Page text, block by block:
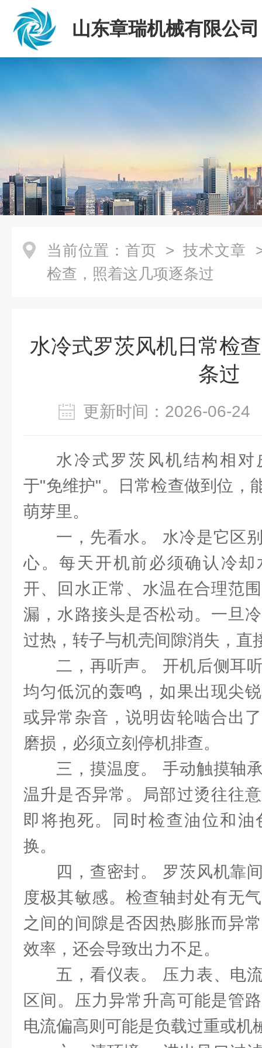
山东章瑞机械有限公司
当前位置： 首页 > 技术文章
检查，照着这几项逐条过
水冷式罗茨风机日常检
条过
更新时间：2026-06-
水冷式罗茨风机结构相
于"免维护"。日常检查做到位，
萌芽里。
一，先看水。 水冷是它区
心。每天开机前必须确认冷
开、回水正常、水温在合理范
漏，水路接头是否松动。一旦
过热，转子与机壳间隙消失，直
二，再听声。 开机后侧耳
均匀低沉的轰鸣，如果出现尖
或异常杂音，说明齿轮啮合出
磨损，必须立刻停机排查。
三，摸温度。 手动触摸轴
温升是否异常。局部过烫往往
即将抱死。同时检查油位和
换。
四，查密封。 罗茨风机靠
度极其敏感。检查轴封处有无
之间的间隙是否因热膨胀而异
效率，还会导致出力不足。
五，看仪表。 压力表、电
区间。压力异常升高可能是管
电流偏高则可能是负载过重或机